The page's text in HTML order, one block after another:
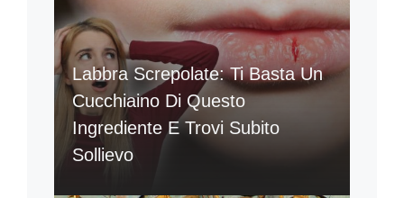
Labbra Screpolate: Ti Basta Un
Cucchiaino Di Questo
Ingrediente E Trovi Subito
Sollievo